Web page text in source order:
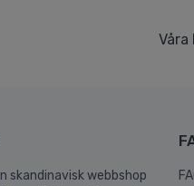
Våra
skandinavisk webbshop